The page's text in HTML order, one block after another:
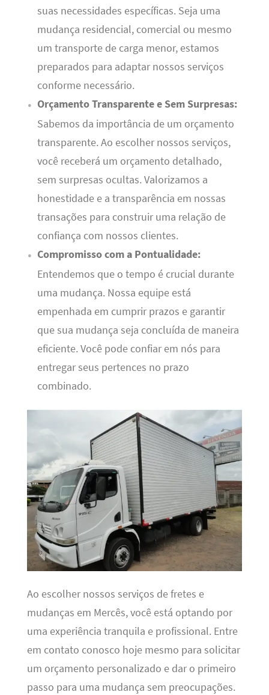
suas necessidades específicas. Seja uma
mudança residencial, comercial ou mesmo
um transporte de carga menor, estamos
preparados para adaptar nossos serviços
conforme necessário.
Orçamento Transparente e Sem Surpresas:
Sabemos da importância de um orçamento
transparente. Ao escolher nossos serviços,
você receberá um orçamento detalhado,
sem surpresas ocultas. Valorizamos a
honestidade e a transparência em nossas
transações para construir uma relação de
confiança com nossos clientes.
Compromisso com a Pontualidade:
Entendemos que o tempo é crucial durante
uma mudança. Nossa equipe está
empenhada em cumprir prazos e garantir
que sua mudança seja concluída de maneira
eficiente. Você pode confiar em nós para
entregar seus pertences no prazo
combinado.
Ao escolher nossos serviços de fretes e
mudanças em Mercês, você está optando por
uma experiência tranquila e profissional. Entre
em contato conosco hoje mesmo para solicitar
um orçamento personalizado e dar o primeiro
passo para uma mudança sem preocupações.